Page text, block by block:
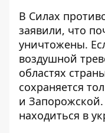
В Силах
заявили, что
уничтожены.
воздушной
областях
сохраняется
и
находиться в